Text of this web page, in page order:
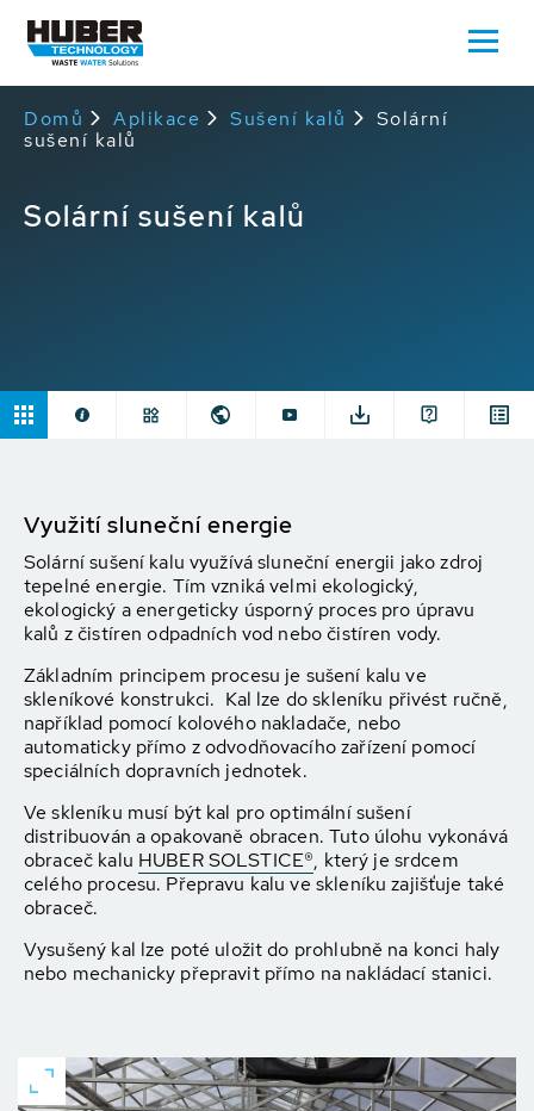
Domů Aplikace Sušení kalů
Solární
sušení kalů
Solární sušení kalů
Využití sluneční energie
Solární sušení kalu využívá sluneční energii jako zdroj
tepelné energie. Tím vzniká velmi ekologický,
ekologický a energeticky úsporný proces pro úpravu
kalů z čistíren odpadních vod nebo čistíren vody.
Základním principem procesu je sušení kalu ve
skleníkové konstrukci. Kal lze do skleníku přivést ručně,
například pomocí kolového nakladače, nebo
automaticky přímo z odvodňovacího zařízení pomocí
speciálních dopravních jednotek.
Ve skleníku musí být kal pro optimální sušení
distribuován a opakovaně obracen. Tuto úlohu vykonává
obraceč kalu HUBER SOLSTICE®, který je srdcem
celého procesu. Přepravu kalu ve skleníku zajišťuje také
obraceč.
Vysušený kal lze poté uložit do prohlubně na konci haly
nebo mechanicky přepravit přímo na nakládací stanici.